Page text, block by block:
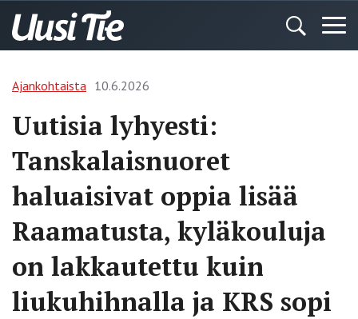
Ajankohtaista 10.6.2026
Uutisia lyhyesti:
Tanskalaisnuoret
haluaisivat oppia lisää
Raamatusta, kyläkouluja
on lakkautettu kuin
liukuhihnalla ja KRS sopi